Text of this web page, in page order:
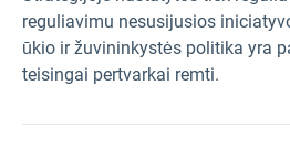
reguliavimu nesusijusios
ūkio ir žuvininkystės politika yra
teisingai pertvarkai remti.